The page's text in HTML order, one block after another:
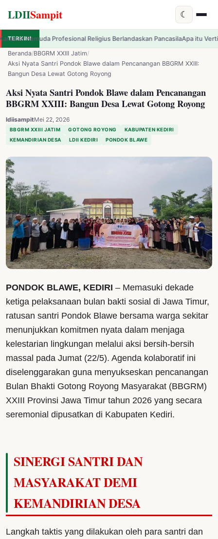
LDIISampit ☾
LDIISampit
TERKINI
Religius Berlandaskan PancasilaApa itu Vertigo? Kenali Tanda-tanda
Beranda/BBGRM XXIII Jatim/
Aksi Nyata Santri Pondok Blawe dalam Pencanangan BBGRM XXIII:
Bangun Desa Lewat Gotong Royong
Aksi Nyata Santri Pondok Blawe dalam Pencanangan
BBGRM XXIII: Bangun Desa Lewat Gotong Royong
ldiisampitMei 22, 2026
BBGRM XXIII JATIM GOTONG ROYONG
KABUPATEN KEDIRI
KEMANDIRIAN DESA
LDII KEDIRI PONDOK BLAWE
PONDOK BLAWE, KEDIRI – Memasuki dekade
ketiga pelaksanaan bulan bakti sosial di Jawa Timur,
ratusan santri Pondok Blawe bersama warga sekitar
menunjukkan komitmen nyata dalam menjaga
kelestarian lingkungan melalui aksi bersih-bersih
massal pada Jumat (22/5). Agenda kolaboratif ini
diselenggarakan guna menyukseskan pencanangan
Bulan Bhakti Gotong Royong Masyarakat (BBGRM)
XXIII Provinsi Jawa Timur tahun 2026 yang secara
seremonial dipusatkan di Kabupaten Kediri.
SINERGI SANTRI DAN
MASYARAKAT DEMI
KEMANDIRIAN DESA
Langkah taktis yang dilakukan oleh para santri dan